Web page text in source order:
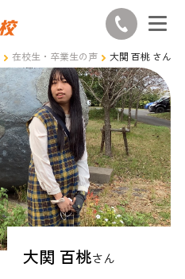
在校生・卒業生の声 大関 百桃 さん
大関 百桃さん